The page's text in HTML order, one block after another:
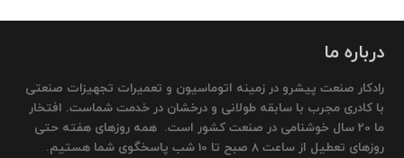
درباره ما
رادکار صنعت پیشرو در زمینه اتوماسیون و تعمیرات تجهیزات صنعتی
با کادری مجرب با سابقه طولانی و درخشان در خدمت شماست. افتخار
ما 20 سال خوشنامی در صنعت کشور است. همه روزهای هفته حتی
روزهای تعطیل از ساعت 8 صبح تا 10 شب پاسخگوی شما هستیم.